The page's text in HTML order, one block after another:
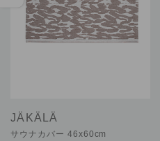
JÄKÄLÄ
サウナカバー 46x60cm